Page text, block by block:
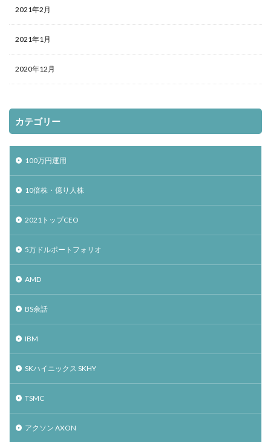
2021年2月
2021年1月
2020年12月
カテゴリー
100万円運用
10倍株・億り人株
2021トップCEO
5万ドルポートフォリオ
AMD
BS余話
IBM
SKハイニックス SKHY
TSMC
アクソン AXON